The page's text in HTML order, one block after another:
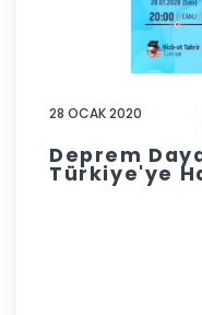
28 OCAK 2020
Deprem
Türkiye'ye